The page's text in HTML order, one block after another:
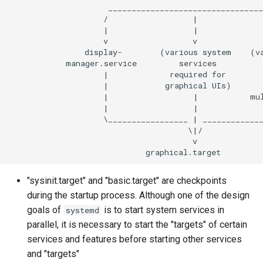
/                  |
|                  |
v                  v
display-        (various system
manager.service         services
|             required for
|            graphical UIs)
|                  |
|                  |
\_________________ |
                                      \|/
                                       v
"sysinit.target" and "basic.target" are checkpoints
during the startup process. Although one of the design
goals of systemd is to start system services in
parallel, it is necessary to start the "targets" of certain
services and features before starting other services
and "targets"